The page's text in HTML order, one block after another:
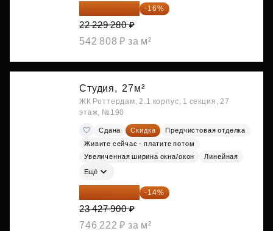
18 672 595 ₽ -16%
22 229 280 ₽
542 808 ₽ за м²
Студия, 27м²
ЖК Роттердам, 2.1 корпус, 1 секция, 27
этаж, №190
Сдана Скидка
Предчистовая отделка
Живите сейчас - платите потом
Увеличенная ширина окна/окон
Линейная
Ещё
20 147 994 ₽ -14%
23 427 900 ₽
746 222 ₽ за м²